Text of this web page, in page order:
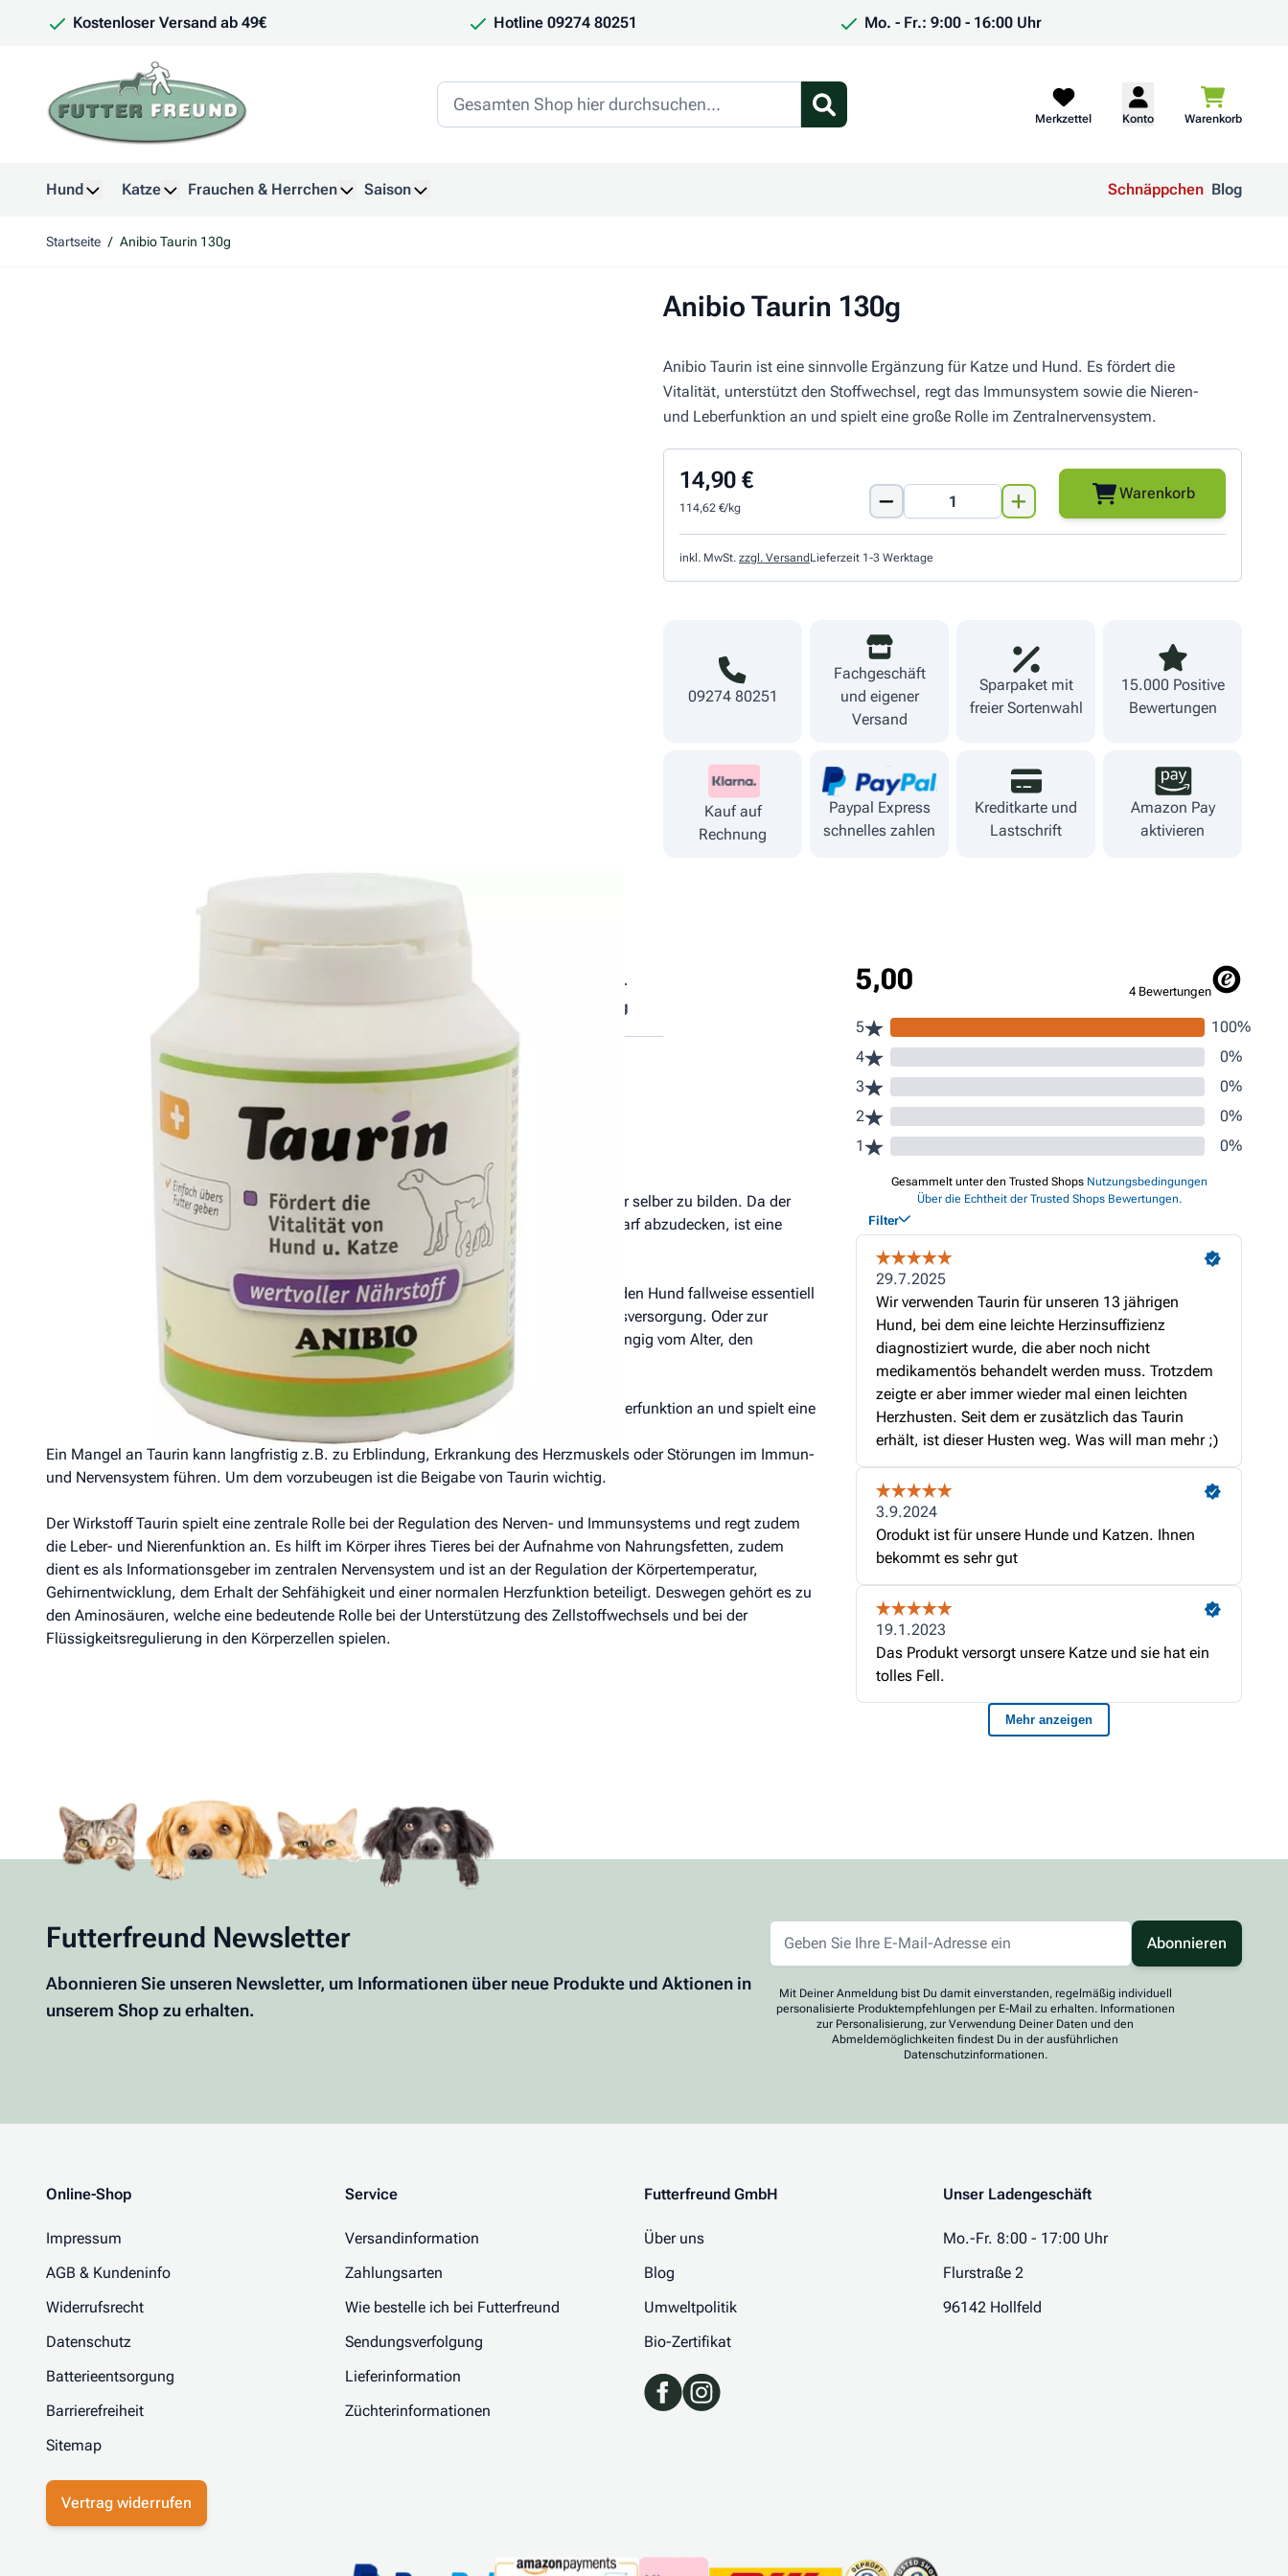
Kostenloser Versand ab 49€ Hotline 09274 80251 Mo. - Fr.: 9:00 - 16:00 Uhr
Merkzettel Konto Warenkorb
Hund
Katze
Frauchen & Herrchen
Saison
Schnäppchen Blog
Startseite / Anibio Taurin 130g
Anibio Taurin 130g
Anibio Taurin ist eine sinnvolle Ergänzung für Katze und Hund. Es fördert die
Vitalität, unterstützt den Stoffwechsel, regt das Immunsystem sowie die Nieren-
und Leberfunktion an und spielt eine große Rolle im Zentralnervensystem.
14,90 €
114,62 €/kg
Menge Warenkorb
inkl. MwSt. zzgl. Versand Lieferzeit 1-3 Werktage
09274 80251
Fachgeschäft
und eigener
Versand
Sparpaket mit
freier Sortenwahl
15.000 Positive
Bewertungen
Kauf auf
Rechnung
Paypal Express
schnelles zahlen
Kreditkarte und
Lastschrift
Amazon Pay
aktivieren
Ergänzungsfuttermittel für Katzen und Hunde
Fördert die Vitalität von Katzen und Hunden
Taurin ist für Katzen lebensnotwendig. Die Katze ist nicht in der Lage, Taurin im Körper selber zu bilden. Da der
Tauringehalt in vielen Fertigfuttermitteln oft zu gering ist, um den entsprechenden Bedarf abzudecken, ist eine
Beigabe über die Futterzufuhr sehr wichtig.
Ebenso ist auch bei Hunden eine Taurinbeigabe eine sinnvolle Sache. Taurin kann für den Hund fallweise essentiell
sein, z.B. zuchtbedingt bei bestimmten Rassen, im Krankheitsfall oder bei einer Untersversorgung. Oder zur
Erhaltung und Förderung der Herztätigkeit. Der Bedarf an Taurin für den Hund ist abhängig vom Alter, den
Lebensumständen, Zustand, Gewicht und Gesundheit.
Taurin unterstützt den Stoffwechsel, regt das Immunsystem sowie die Nieren- und Leberfunktion an und spielt eine
große Rolle im Zentralnervensystem.
Ein Mangel an Taurin kann langfristig z.B. zu Erblindung, Erkrankung des Herzmuskels oder Störungen im Immun-
und Nervensystem führen. Um dem vorzubeugen ist die Beigabe von Taurin wichtig.
Der Wirkstoff Taurin spielt eine zentrale Rolle bei der Regulation des Nerven- und Immunsystems und regt zudem
die Leber- und Nierenfunktion an. Es hilft im Körper ihres Tieres bei der Aufnahme von Nahrungsfetten, zudem
dient es als Informationsgeber im zentralen Nervensystem und ist an der Regulation der Körpertemperatur,
Gehirnentwicklung, dem Erhalt der Sehfähigkeit und einer normalen Herzfunktion beteiligt. Deswegen gehört es zu
den Aminosäuren, welche eine bedeutende Rolle bei der Unterstützung des Zellstoffwechsels und bei der
Flüssigkeitsregulierung in den Körperzellen spielen.
Analytische
Bestandteile
Fütterungs­
empfehlung
Futterfreund Newsletter
Abonnieren Sie unseren Newsletter, um Informationen über neue Produkte und Aktionen in
unserem Shop zu erhalten.
Abonnieren
Mit Deiner Anmeldung bist Du damit einverstanden, regelmäßig individuell
personalisierte Produktempfehlungen per E-Mail zu erhalten. Informationen
zur Personalisierung, zur Verwendung Deiner Daten und den
Abmeldemöglichkeiten findest Du in der ausführlichen
Datenschutzinformationen.
Online-Shop
Impressum
AGB & Kundeninfo
Widerrufsrecht
Datenschutz
Batterieentsorgung
Barrierefreiheit
Sitemap
Service
Versandinformation
Zahlungsarten
Wie bestelle ich bei Futterfreund
Sendungsverfolgung
Lieferinformation
Züchterinformationen
Futterfreund GmbH
Über uns
Blog
Umweltpolitik
Bio-Zertifikat
Unser Ladengeschäft
Mo.-Fr. 8:00 - 17:00 Uhr
Flurstraße 2
96142 Hollfeld
Vertrag widerrufen